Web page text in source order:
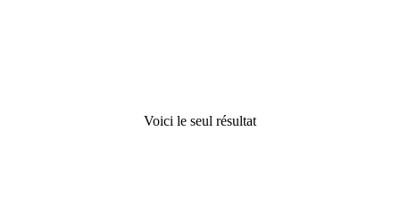
Voici le seul résultat